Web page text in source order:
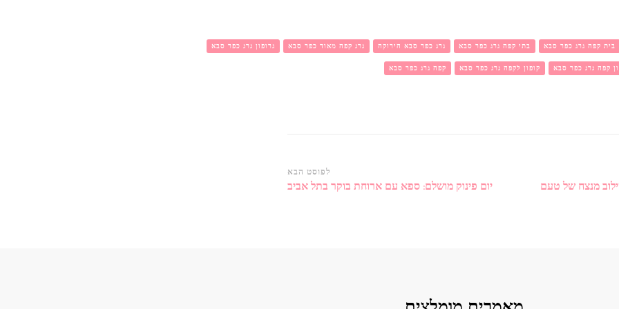
בית קפה גרג כפר סבא בתי קפה גרג כפר סבא גרג כפר סבא הירוקה גרג קפה מאוד כפר סבא גרופון גרג כפר סבא
קפה גרג כפר סבא קופון לקפה גרג כפר סבא קפה גרג כפר סבא
מנצח של טעם
לפוסט הבא
יום פינוק מושלם: ספא עם ארוחת בוקר בתל אביב